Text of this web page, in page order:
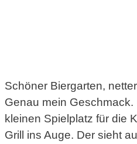
Schöner Biergarten,
Genau mein
kleinen Spielplatz für die
Grill ins Auge. Der sieht